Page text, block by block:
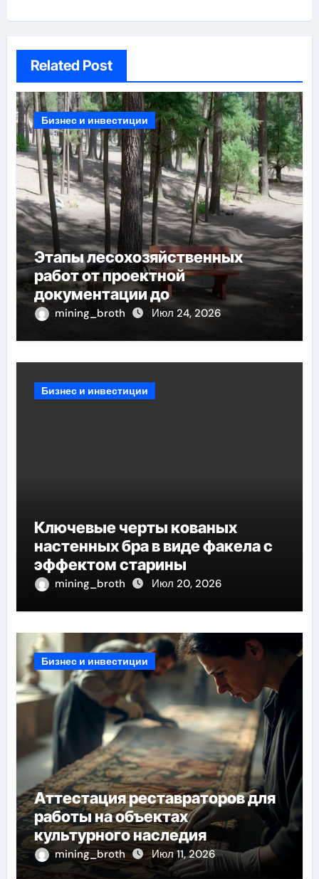
Related Post
Бизнес и инвестиции
Этапы лесохозяйственных
работ от проектной
документации до
противопожарных мероприятий
и обустройства мест отдыха
mining_broth Июл 24, 2026
Бизнес и инвестиции
Ключевые черты кованых
настенных бра в виде факела с
эффектом старины
mining_broth Июл 20, 2026
Бизнес и инвестиции
Аттестация реставраторов для
работы на объектах
культурного наследия
mining_broth Июл 11, 2026